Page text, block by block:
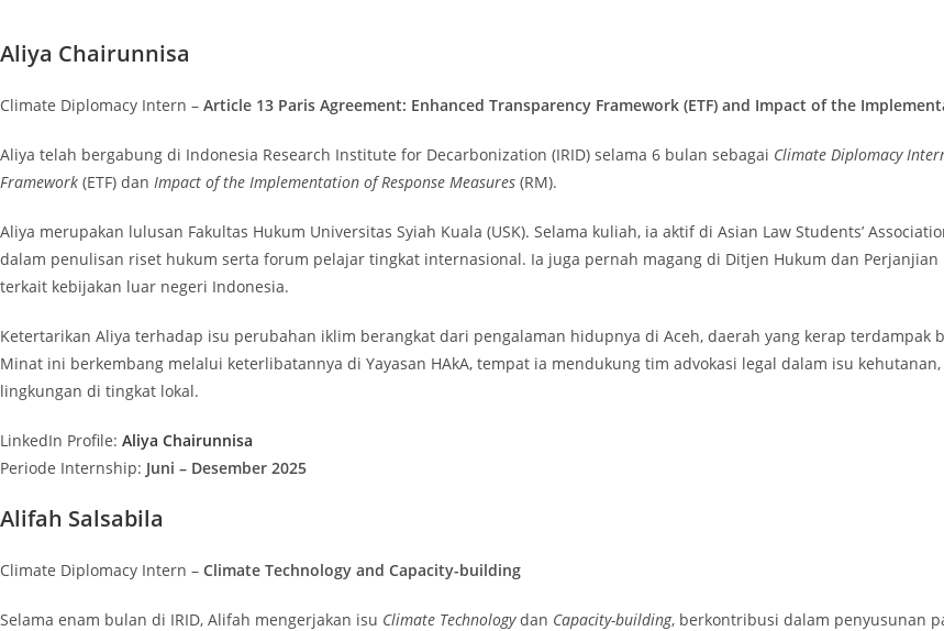
Aliya Chairunnisa
Climate Diplomacy Intern – Article 13 Paris Agreement: Enhanced Transparency Framework (ETF) and Impact of the
Aliya telah bergabung di Indonesia Research Institute for Decarbonization (IRID) selama 6 bulan sebagai Climate Diplomacy
Framework (ETF) dan Impact of the Implementation of Response Measures (RM).
Aliya merupakan lulusan Fakultas Hukum Universitas Syiah Kuala (USK). Selama kuliah, ia aktif di Asian Law Students’
dalam penulisan riset hukum serta forum pelajar tingkat internasional. Ia juga pernah magang di Ditjen Hukum dan
terkait kebijakan luar negeri Indonesia.
Ketertarikan Aliya terhadap isu perubahan iklim berangkat dari pengalaman hidupnya di Aceh, daerah yang kerap
Minat ini berkembang melalui keterlibatannya di Yayasan HAkA, tempat ia mendukung tim advokasi legal dalam isu
lingkungan di tingkat lokal.
LinkedIn Profile: Aliya Chairunnisa
Periode Internship: Juni – Desember 2025
Alifah Salsabila
Climate Diplomacy Intern – Climate Technology and Capacity-building
Selama enam bulan di IRID, Alifah mengerjakan isu Climate Technologydan Capacity-building, berkontribusi dalam penyusunan